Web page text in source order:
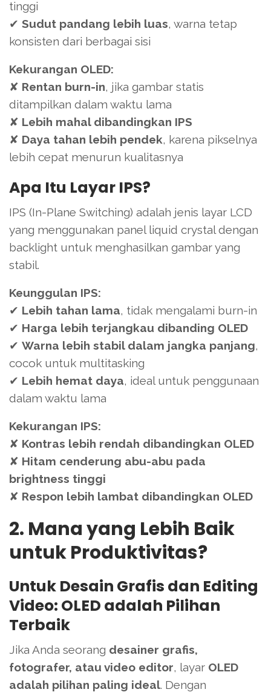
tinggi
✔ Sudut pandang lebih luas, warna tetap
konsisten dari berbagai sisi
Kekurangan OLED:
✘ Rentan burn-in, jika gambar statis
ditampilkan dalam waktu lama
✘ Lebih mahal dibandingkan IPS
✘ Daya tahan lebih pendek, karena pikselnya
lebih cepat menurun kualitasnya
Apa Itu Layar IPS?
IPS (In-Plane Switching) adalah jenis layar LCD
yang menggunakan panel liquid crystal dengan
backlight untuk menghasilkan gambar yang
stabil.
Keunggulan IPS:
✔ Lebih tahan lama, tidak mengalami burn-in
✔ Harga lebih terjangkau dibanding OLED
✔ Warna lebih stabil dalam jangka panjang,
cocok untuk multitasking
✔ Lebih hemat daya, ideal untuk penggunaan
dalam waktu lama
Kekurangan IPS:
✘ Kontras lebih rendah dibandingkan OLED
✘ Hitam cenderung abu-abu pada
brightness tinggi
✘ Respon lebih lambat dibandingkan OLED
2. Mana yang Lebih Baik
untuk Produktivitas?
Untuk Desain Grafis dan Editing
Video: OLED adalah Pilihan
Terbaik
Jika Anda seorang desainer grafis,
fotografer, atau video editor, layar OLED
adalah pilihan paling ideal. Dengan